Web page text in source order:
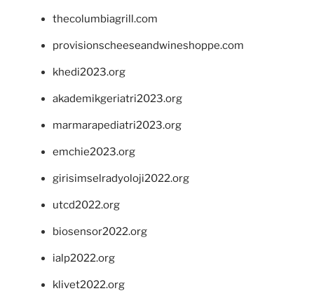
thecolumbiagrill.com
provisionscheeseandwineshoppe.com
khedi2023.org
akademikgeriatri2023.org
marmarapediatri2023.org
emchie2023.org
girisimselradyoloji2022.org
utcd2022.org
biosensor2022.org
ialp2022.org
klivet2022.org